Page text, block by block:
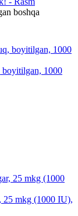
boshqa
1000
25 mkg (1000 IU),